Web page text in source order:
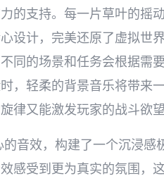
的支持。每一片草叶的摇
设计，完美还原了虚拟世
同的场景和任务会根据需
，轻柔的背景音乐将带来
律又能激发玩家的战斗欲望
音效，构建了一个沉浸感
感受到更为真实的氛围，